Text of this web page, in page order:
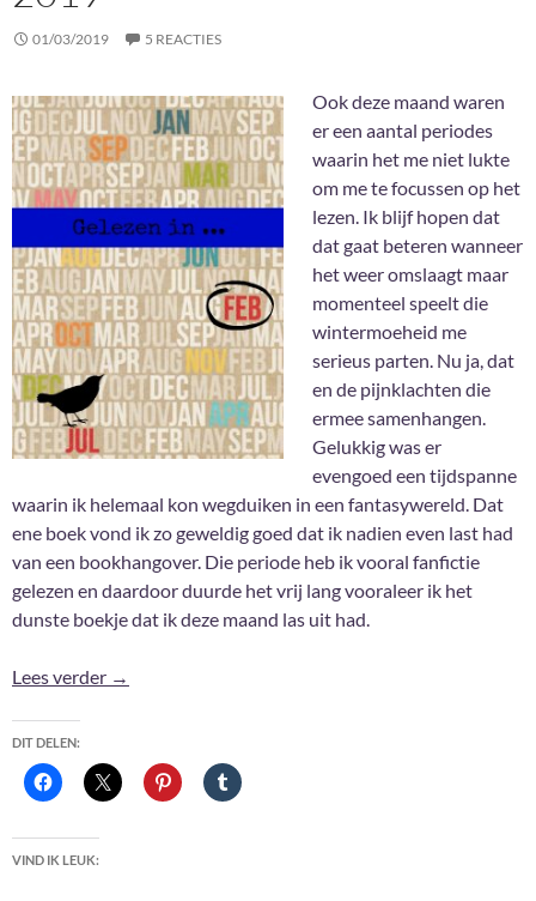
01/03/2019 5 REACTIES
Ook deze maand waren
er een aantal periodes
waarin het me niet lukte
om me te focussen op het
lezen. Ik blijf hopen dat
dat gaat beteren wanneer
het weer omslaagt maar
momenteel speelt die
wintermoeheid me
serieus parten. Nu ja, dat
en de pijnklachten die
ermee samenhangen.
Gelukkig was er
evengoed een tijdspanne
waarin ik helemaal kon wegduiken in een fantasywereld. Dat
ene boek vond ik zo geweldig goed dat ik nadien even last had
van een bookhangover. Die periode heb ik vooral fanfictie
gelezen en daardoor duurde het vrij lang vooraleer ik het
dunste boekje dat ik deze maand las uit had.
Lees verder Gelezen in februari 2019
→
DIT DELEN:
VIND IK LEUK: